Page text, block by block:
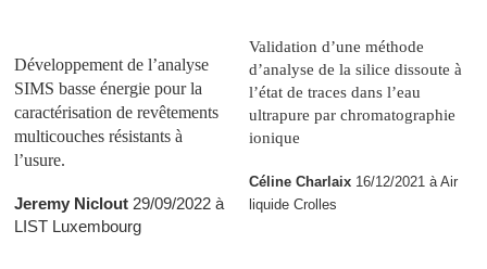
Développement de l’analyse
SIMS basse énergie pour la
caractérisation de revêtements
multicouches résistants à
l’usure.
Jeremy Niclout 29/09/2022 à
LIST Luxembourg
Validation d’une méthode
d’analyse de la silice dissoute à
l’état de traces dans l’eau
ultrapure par chromatographie
ionique
Céline Charlaix 16/12/2021 à Air
liquide Crolles